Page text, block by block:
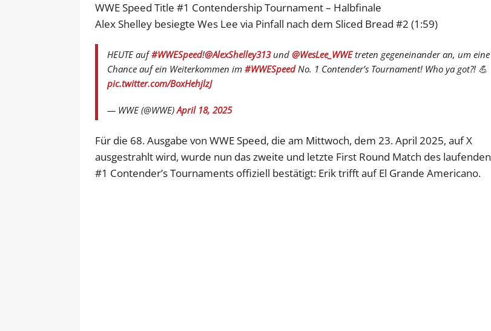
WWE Speed Title #1 Contendership Tournament – Halbfinale
Alex Shelley besiegte Wes Lee via Pinfall nach dem Sliced Bread #2 (1:59)
HEUTE auf#WWESpeed!@AlexShelley313und @WesLee_WWEtreten gegeneinander an, um eine
Chance auf ein Weiterkommen im #WWESpeedNo. 1 Contender’s Tournament! Who ya got?! 💪
pic.twitter.com/BoxHehjlzJ
— WWE (@WWE)April 18, 2025
Für die 68. Ausgabe von WWE Speed, die am Mittwoch, dem 23. April 2025, auf X
ausgestrahlt wird, wurde nun das zweite und letzte First Round Match des laufenden
#1 Contender’s Tournaments offiziell bestätigt: Erik trifft auf El Grande Americano.